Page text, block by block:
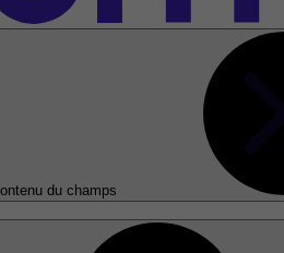
du champs